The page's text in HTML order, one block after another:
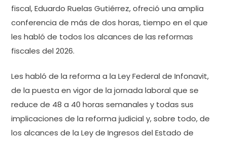
fiscal, Eduardo Ruelas Gutiérrez, ofreció una amplia
conferencia de más de dos horas, tiempo en el que
les habló de todos los alcances de las reformas
fiscales del 2026.
Les habló de la reforma a la Ley Federal de Infonavit,
de la puesta en vigor de la jornada laboral que se
reduce de 48 a 40 horas semanales y todas sus
implicaciones de la reforma judicial y, sobre todo, de
los alcances de la Ley de Ingresos del Estado de